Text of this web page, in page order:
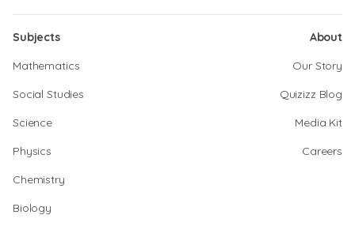
Subjects
Mathematics
Social Studies
Science
Physics
Chemistry
Biology
About
Our Story
Quizizz Blog
Media Kit
Careers